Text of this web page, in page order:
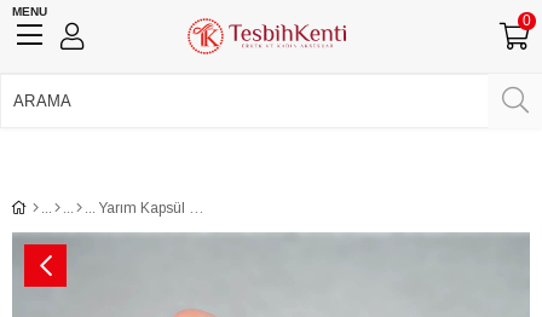
MENU
0
Yarım Kapsül Kahverengi Toz Kehribar Tesbih